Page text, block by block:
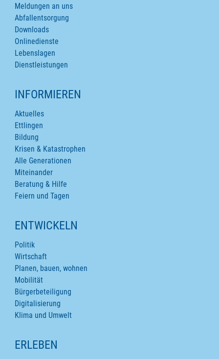
Meldungen an uns
Abfallentsorgung
Downloads
Onlinedienste
Lebenslagen
Dienstleistungen
INFORMIEREN
Aktuelles
Ettlingen
Bildung
Krisen & Katastrophen
Alle Generationen
Miteinander
Beratung & Hilfe
Feiern und Tagen
ENTWICKELN
Politik
Wirtschaft
Planen, bauen, wohnen
Mobilität
Bürgerbeteiligung
Digitalisierung
Klima und Umwelt
ERLEBEN